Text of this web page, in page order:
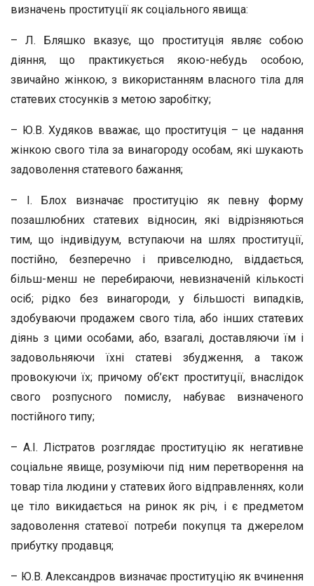
визначень проституції як соціального явища:
– Л. Бляшко вказує, що проституція являє собою
діяння, що практикується якою-небудь особою,
звичайно жінкою, з використанням власного тіла для
статевих стосунків з метою заробітку;
– Ю.В. Худяков вважає, що проституція – це надання
жінкою свого тіла за винагороду особам, які шукають
задоволення статевого бажання;
– І. Блох визначає проституцію як певну форму
позашлюбних статевих відносин, які відрізняються
тим, що індивідуум, вступаючи на шлях проституції,
постійно, безперечно і привселюдно, віддається,
більш-менш не перебираючи, невизначеній кількості
осіб; рідко без винагороди, у більшості випадків,
здобуваючи продажем свого тіла, або інших статевих
діянь з цими особами, або, взагалі, доставляючи їм і
задовольняючи їхні статеві збудження, а також
провокуючи їх; причому об’єкт проституції, внаслідок
свого розпусного помислу, набуває визначеного
постійного типу;
– А.І. Лістратов розглядає проституцію як негативне
соціальне явище, розуміючи під ним перетворення на
товар тіла людини у статевих його відправленнях, коли
це тіло викидається на ринок як річ, і є предметом
задоволення статевої потреби покупця та джерелом
прибутку продавця;
– Ю.В. Александров визначає проституцію як вчинення